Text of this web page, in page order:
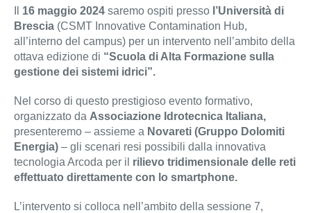
16 maggio 2024 saremo ospiti presso l’Università di
Brescia (CSMT Innovative Contamination Hub,
all’interno del campus) per un intervento nell’ambito della
ottava edizione di “Scuola di Alta Formazione sulla
gestione dei sistemi idrici”.
Nel corso di questo prestigioso evento formativo,
organizzato da Associazione Idrotecnica Italiana,
presenteremo – assieme a Novareti (Gruppo Dolomiti
Energia) – gli scenari resi possibili dalla innovativa
tecnologia Arcoda per il rilievo tridimensionale delle reti
effettuato direttamente con lo smartphone.
L’intervento si colloca nell’ambito della sessione 7,